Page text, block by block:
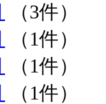
（3件）
（1件）
（1件）
（1件）